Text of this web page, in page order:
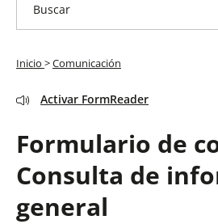
Inicio >Comunicación
Activar FormReader
Formulario de
Consulta de
general